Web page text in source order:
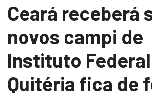
Ceará receberá
novos campi de
Instituto
Quitéria fica de